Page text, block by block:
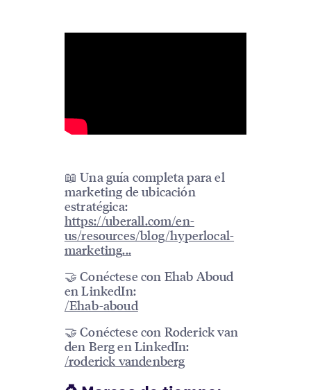
📖 Una guía completa para el
marketing de ubicación
estratégica:
https://uberall.com/en-
us/resources/blog/hyperlocal-
marketing...
🤝 Conéctese con Ehab Aboud
en LinkedIn:
/Ehab-aboud
🤝 Conéctese con Roderick van
den Berg en LinkedIn:
/roderick vandenberg